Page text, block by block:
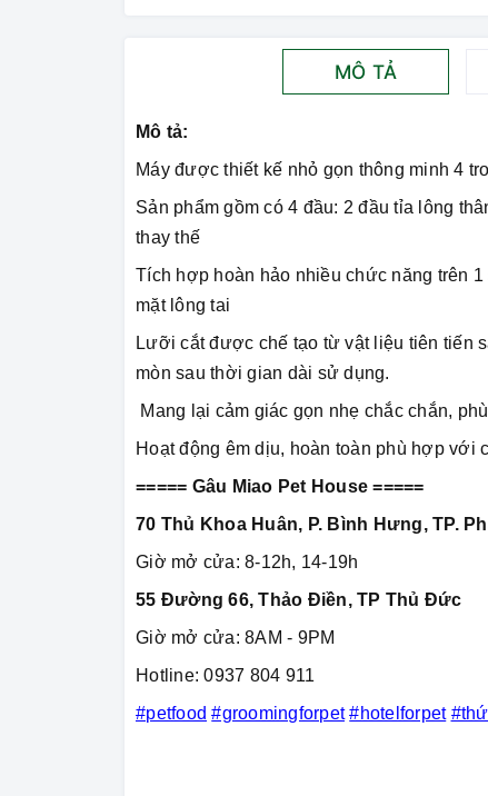
MÔ TẢ
Mô tả:
Máy được thiết kế nhỏ gọn thông minh 4
Sản phẩm gồm có 4 đầu: 2 đầu tỉa lông
thay thế
Tích hợp hoàn hảo nhiều chức năng trên
mặt lông tai
Lưỡi cắt được chế tạo từ vật liệu tiên tiến
mòn sau thời gian dài sử dụng.
Mang lại cảm giác gọn nhẹ chắc chắn,
Hoạt động êm dịu, hoàn toàn phù hợp với
===== Gâu Miao Pet House =====
70 Thủ Khoa Huân, P. Bình Hưng, TP.
Giờ mở cửa: 8-12h, 14-19h
55 Đường 66, Thảo Điền, TP Thủ Đức
Giờ mở cửa: 8AM - 9PM
Hotline: 0937 804 911
#petfood #groomingforpet #hotelforpet